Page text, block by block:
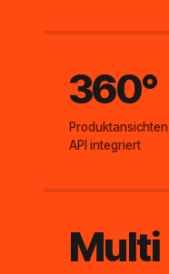
360°
API integriert
Multi